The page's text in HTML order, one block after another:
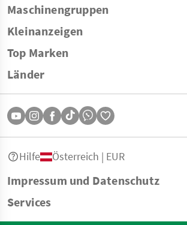
Maschinengruppen
Kleinanzeigen
Top Marken
Länder
Impressum und Datenschutz
Services
Hilfe Österreich | EUR